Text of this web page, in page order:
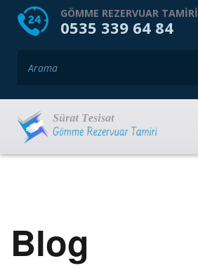
HOME HAKKIMIZDA
GÖMME REZERVUAR TAMIRI
0535 339 64 84
Blog